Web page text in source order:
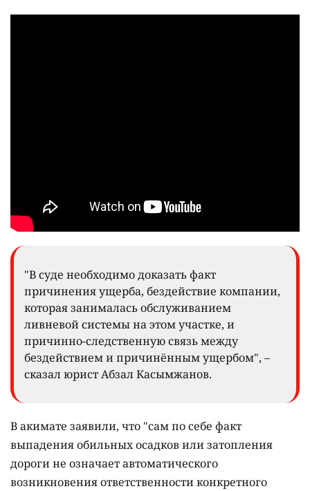
"В суде необходимо доказать факт
причинения ущерба, бездействие компании,
которая занималась обслуживанием
ливневой системы на этом участке, и
причинно-следственную связь между
бездействием и причинённым ущербом", –
сказал юрист Абзал Касымжанов.
В акимате заявили, что "сам по себе факт
выпадения обильных осадков или затопления
дороги не означает автоматического
возникновения ответственности конкретного